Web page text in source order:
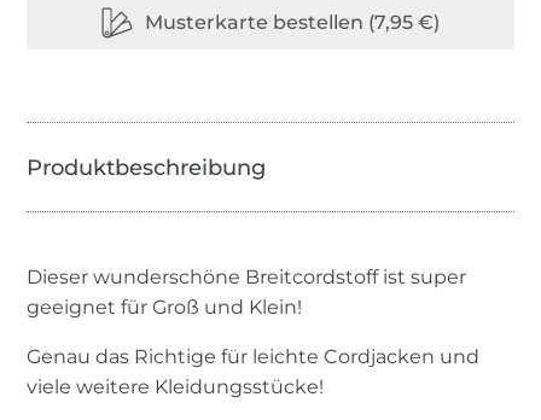
Dieser wunderschöne Breitcordstoff ist super
geeignet für Groß und Klein!
Genau das Richtige für leichte Cordjacken und
viele weitere Kleidungsstücke!